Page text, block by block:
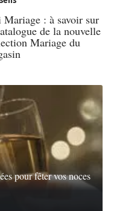
Mariage : à savoir sur
de la nouvelle
Mariage du
pour fêter vos noces